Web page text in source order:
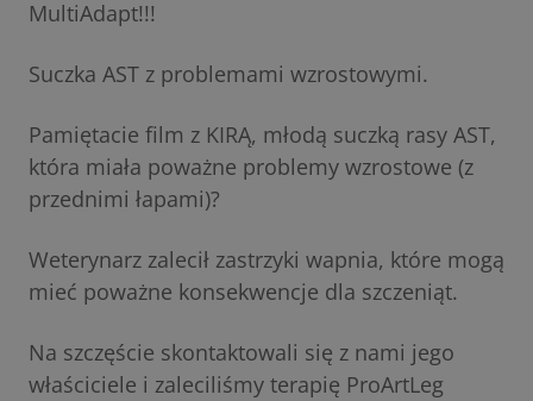
MultiAdapt!!!
Suczka AST z problemami wzrostowymi.
Pamiętacie film z KIRĄ, młodą suczką rasy AST,
która miała poważne problemy wzrostowe (z
przednimi łapami)?
Weterynarz zalecił zastrzyki wapnia, które mogą
mieć poważne konsekwencje dla szczeniąt.
Na szczęście skontaktowali się z nami jego
właściciele i zaleciliśmy terapię ProArtLeg